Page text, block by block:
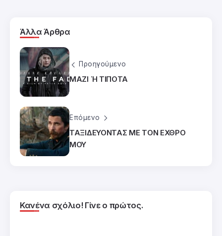
Άλλα Άρθρα
Προηγούμενο
ΜΑΖΙ Ή ΤΙΠΟΤΑ
Επόμενο
ΤΑΞΙΔΕΥΟΝΤΑΣ ΜΕ ΤΟΝ ΕΧΘΡΟ
ΜΟΥ
Κανένα σχόλιο! Γίνε ο πρώτος.